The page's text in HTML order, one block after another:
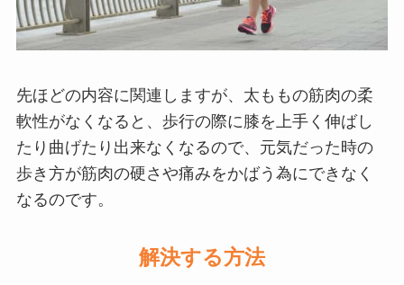
先ほどの内容に関連しますが、太ももの筋肉の柔
軟性がなくなると、歩行の際に膝を上手く伸ばし
たり曲げたり出来なくなるので、元気だった時の
歩き方が筋肉の硬さや痛みをかばう為にできなく
なるのです。
解決する方法